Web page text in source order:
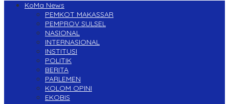
KoMa News
PEMKOT MAKASSAR
PEMPROV SULSEL
NASIONAL
INTERNASIONAL
INSTITUSI
POLITIK
BERITA
PARLEMEN
KOLOM OPINI
EKOBIS